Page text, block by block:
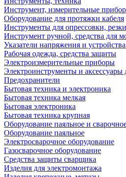
Инструмент, измерительные
Оборудование для протяжки кабеля
Инструменты для опрессовки,
Инструмент ручной, средства для
Указатели напряжения и
Рабочая одежда, средства защиты
Электроизмерительные приборы
Электроинструменты и аксессуары
Предохранители
Бытовая техника и электроника
Бытовая техника мелкая
Бытовая электроника
Бытовая техника крупная
Оборудование паяльное и
Оборудование паяльное
Электросварочное оборудование
Газосварочное оборудование
Средства защиты сварщика
Изделия для электромонтажа